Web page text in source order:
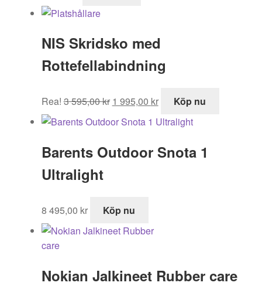
NIS Skridsko med
Rottefellabindning
Rea! 3 595,00kr
ursprungliga
priset
3
1 995,00 kr
nuvarande
priset
1
Köp nu
Barents Outdoor Snota 1
Ultralight
8 495,00 kr Köp nu
Nokian Jalkineet Rubber care